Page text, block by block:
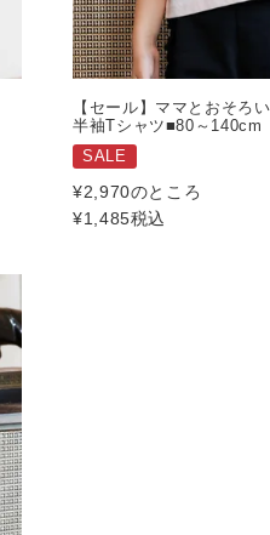
【セール】ママとおそろ
半袖Tシャツ■80～140cm
SALE
¥2,970のところ
¥1,485税込